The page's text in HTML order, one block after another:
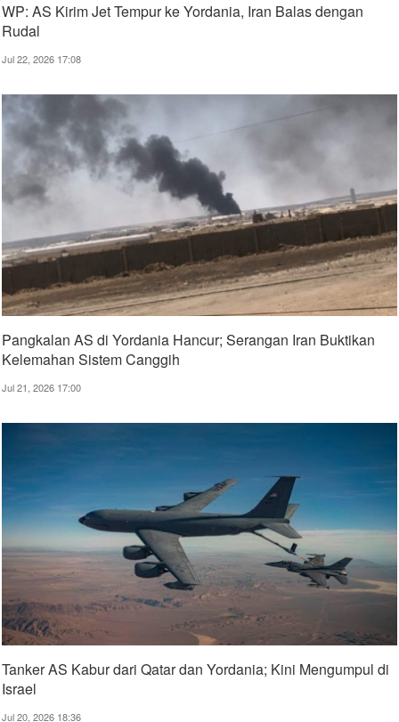
WP: AS Kirim Jet Tempur ke Yordania, Iran Balas dengan
Rudal
Jul 22, 2026 17:08
Pangkalan AS di Yordania Hancur; Serangan Iran Buktikan
Kelemahan Sistem Canggih
Jul 21, 2026 17:00
Tanker AS Kabur dari Qatar dan Yordania; Kini Mengumpul di
Israel
Jul 20, 2026 18:36